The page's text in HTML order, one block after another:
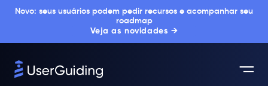
Novo: seus usuários podem pedir recursos e acompanhar seu
roadmap
Veja as novidades →